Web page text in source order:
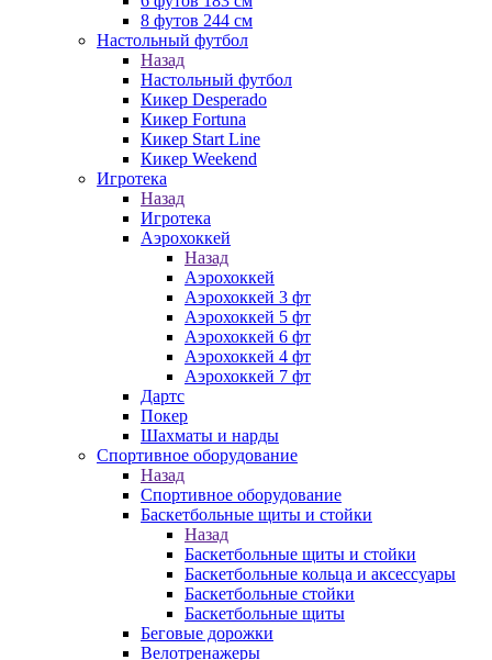
8 футов 244 см
Настольный футбол
Назад
Настольный футбол
Кикер Desperado
Кикер Fortuna
Кикер Start Line
Кикер Weekend
Игротека
Назад
Игротека
Аэрохоккей
Назад
Аэрохоккей
Аэрохоккей 3 фт
Аэрохоккей 5 фт
Аэрохоккей 6 фт
Аэрохоккей 4 фт
Аэрохоккей 7 фт
Дартс
Покер
Шахматы и нарды
Спортивное оборудование
Назад
Спортивное оборудование
Баскетбольные щиты и стойки
Назад
Баскетбольные щиты и стойки
Баскетбольные кольца и аксессуары
Баскетбольные стойки
Баскетбольные щиты
Беговые дорожки
Велотренажеры